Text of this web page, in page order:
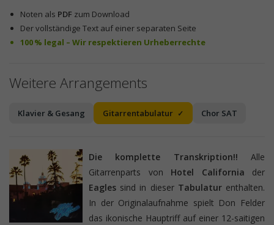
Noten als PDF zum Download
Der vollständige Text auf einer separaten Seite
100 % legal – Wir respektieren Urheberrechte
Weitere Arrangements
Klavier & Gesang Gitarrentabulatur Chor SAT
Die komplette Transkription!! Alle
Gitarrenparts von Hotel California der
Eagles sind in dieser Tabulatur enthalten.
In der Originalaufnahme spielt Don Felder
das ikonische Hauptriff auf einer 12-saitigen